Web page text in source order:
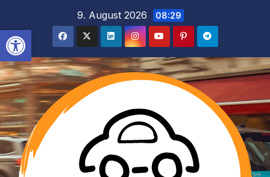
Werkzeugleiste öffnen
springen
9. August 2026 08:29